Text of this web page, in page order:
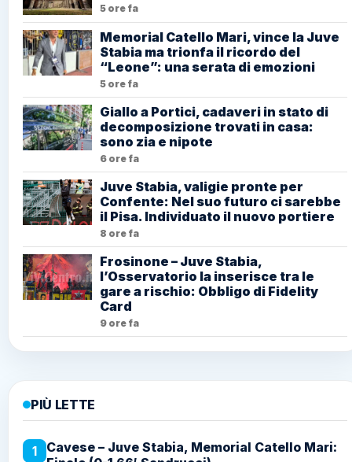
5 ore fa
Memorial Catello Mari, vince la Juve
Stabia ma trionfa il ricordo del
“Leone”: una serata di emozioni
5 ore fa
Giallo a Portici, cadaveri in stato di
decomposizione trovati in casa:
sono zia e nipote
6 ore fa
Juve Stabia, valigie pronte per
Confente: Nel suo futuro ci sarebbe
il Pisa. Individuato il nuovo portiere
8 ore fa
Frosinone – Juve Stabia,
l’Osservatorio la inserisce tra le
gare a rischio: Obbligo di Fidelity
Card
9 ore fa
PIÙ LETTE
1
Cavese – Juve Stabia, Memorial Catello Mari: